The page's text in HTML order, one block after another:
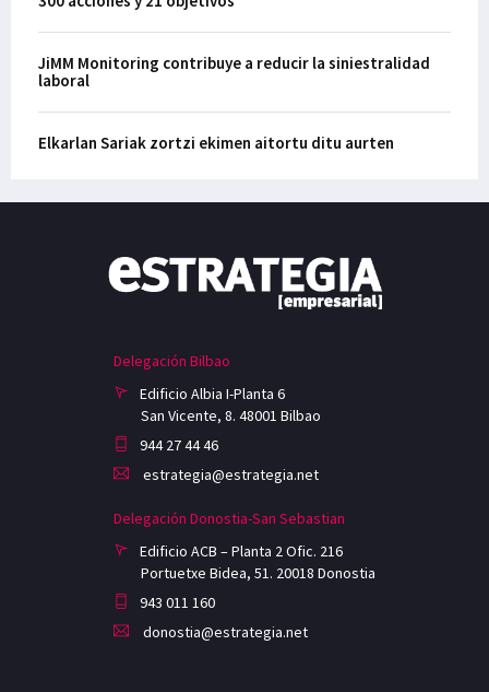
JiMM Monitoring contribuye a reducir la siniestralidad
laboral
Elkarlan Sariak zortzi ekimen aitortu ditu aurten
Delegación Bilbao
Edificio Albia I-Planta 6
San Vicente, 8. 48001 Bilbao
944 27 44 46
estrategia@estrategia.net
Delegación Donostia-San Sebastian
Edificio ACB – Planta 2 Ofic. 216
Portuetxe Bidea, 51. 20018 Donostia
943 011 160
donostia@estrategia.net